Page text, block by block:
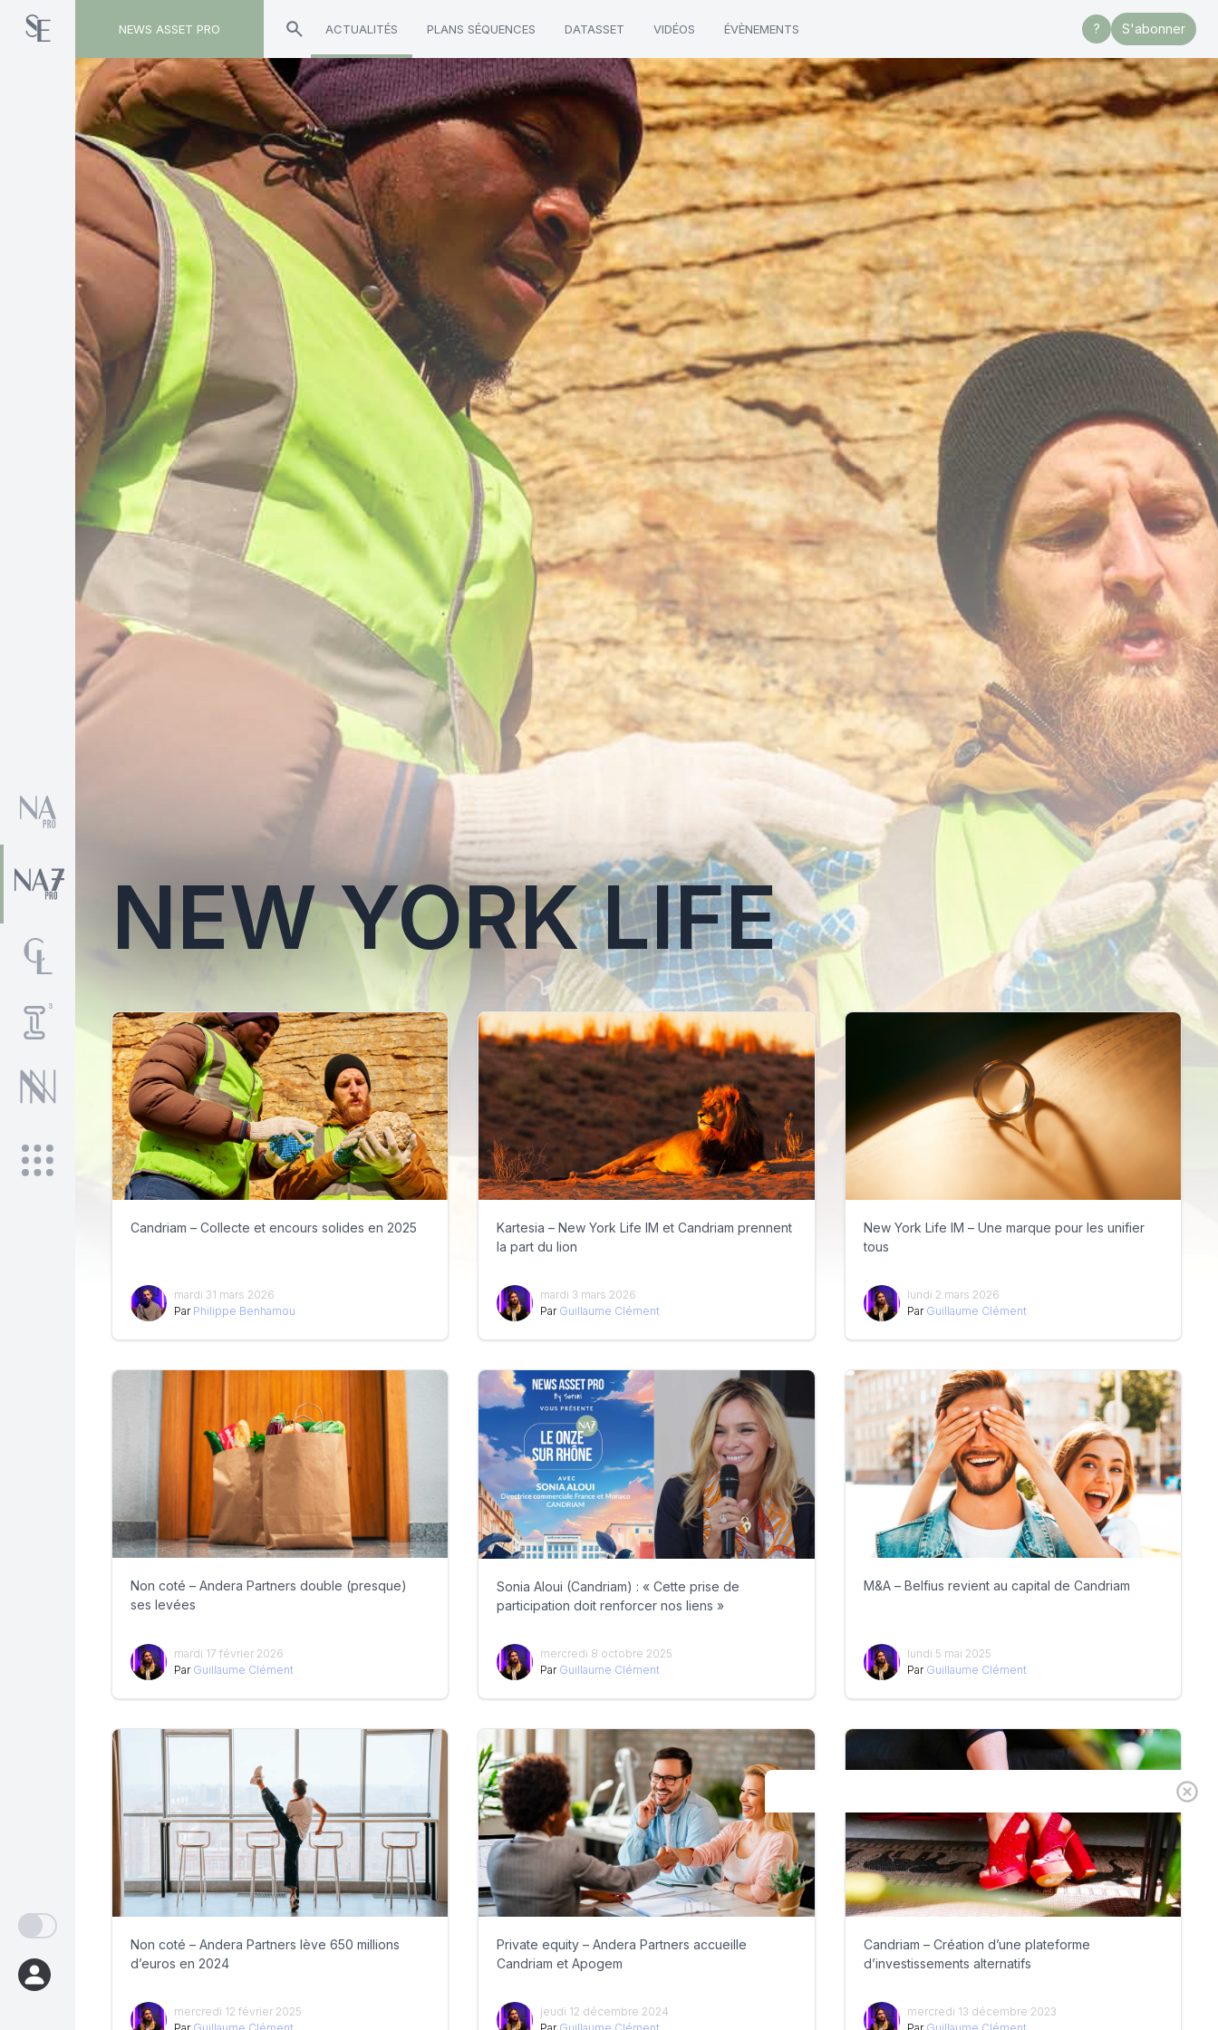
NEWS ASSET PRO ACTUALITÉS PLANS SÉQUENCES DATASSET VIDÉOS ÉVÈNEMENTS ? S'abonner
Toute l'actualité sur le tag "New York Life"
NEW YORK LIFE
Candriam – Collecte et encours solides en 2025
mardi 31 mars 2026
Par Philippe Benhamou
Kartesia – New York Life IM et Candriam prennent
la part du lion
mardi 3 mars 2026
Par Guillaume Clément
New York Life IM – Une marque pour les unifier
tous
lundi 2 mars 2026
Par Guillaume Clément
Non coté – Andera Partners double (presque)
ses levées
mardi 17 février 2026
Par Guillaume Clément
Sonia Aloui (Candriam) : « Cette prise de
participation doit renforcer nos liens »
mercredi 8 octobre 2025
Par Guillaume Clément
M&A – Belfius revient au capital de Candriam
lundi 5 mai 2025
Par Guillaume Clément
Non coté – Andera Partners lève 650 millions
d’euros en 2024
mercredi 12 février 2025
Private equity – Andera Partners accueille
Candriam et Apogem
jeudi 12 décembre 2024
Candriam – Création d’une plateforme
d’investissements alternatifs
mercredi 13 décembre 2023